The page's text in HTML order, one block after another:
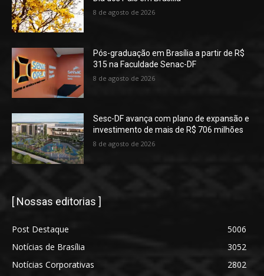
8 de agosto de 2026
Pós-graduação em Brasília a partir de R$
315 na Faculdade Senac-DF
8 de agosto de 2026
Sesc-DF avança com plano de expansão e
investimento de mais de R$ 706 milhões
8 de agosto de 2026
[ Nossas editorias ]
Post Destaque
5006
Notícias de Brasília
3052
Notícias Corporativas
2802